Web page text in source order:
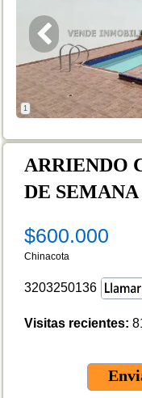
1
ARRIENDO
DE
$600.000
Chinacota
3203250136
Visitas recientes: